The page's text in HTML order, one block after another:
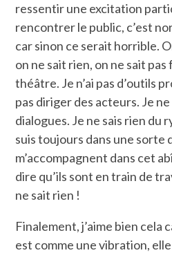
ressentir une excitation
rencontrer le public, c’est
car sinon ce serait horrible.
on ne sait rien, on ne sait
théâtre. Je n’ai pas d’outils
pas diriger des acteurs. Je
dialogues. Je ne sais rien du
suis toujours dans une sorte
m’accompagnent dans cet
dire qu’ils sont en train de
ne sait rien !
Finalement, j’aime bien cela
est comme une vibration,